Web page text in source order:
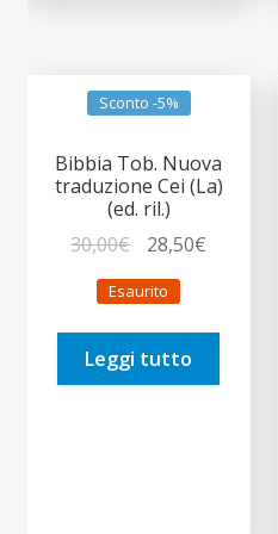
Sconto -5%
Bibbia Tob. Nuova
traduzione Cei (La)
(ed. ril.)
30,00€
prezzo
originale
era:
30,00€.
28,50€
è:
Esaurito
Leggi tutto